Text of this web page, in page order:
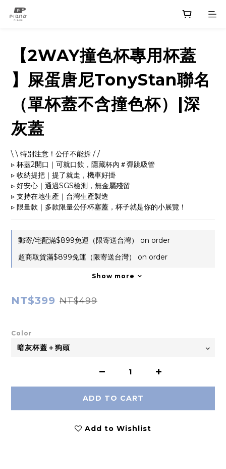
【2WAY撞色杯專用杯蓋
】屎蛋唐尼TonyStan聯名
（單杯蓋不含撞色杯）|深
灰蓋
\ \ 特別注意！公仔不能拆 / /
▹ 杯蓋2開口｜可就口飲，隱藏杯內＃彈跳吸管
▹ 收納提把｜提了就走，機車好掛
▹ 好安心｜通過SGS檢測，無金屬殘留
▹ 支持在地生產｜台灣生產製造
▹ 限量款｜多款限量公仔杯塞蓋，杯子就是你的小展覽！
郵寄/宅配滿$899免運（限寄送台灣） on order
超商取貨滿$899免運（限寄送台灣） on order
Show more
NT$399 NT$499
Color
ADD TO CART
Add to Wishlist